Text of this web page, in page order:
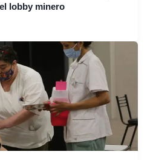
lobby minero